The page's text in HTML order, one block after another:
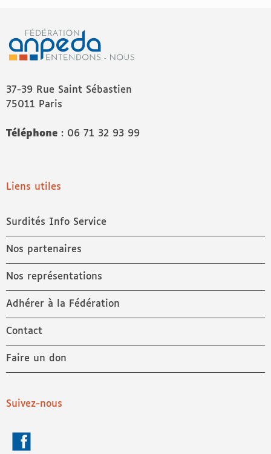
37-39 Rue Saint Sébastien
75011 Paris
Téléphone : 06 71 32 93 99
Liens utiles
Surdités Info Service
Nos partenaires
Nos représentations
Adhérer à la Fédération
Contact
Faire un don
Suivez-nous